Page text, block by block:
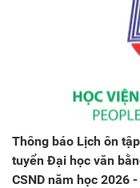
Thông báo Lịch ôn
tuyển Đại học văn
CSND năm học 2026